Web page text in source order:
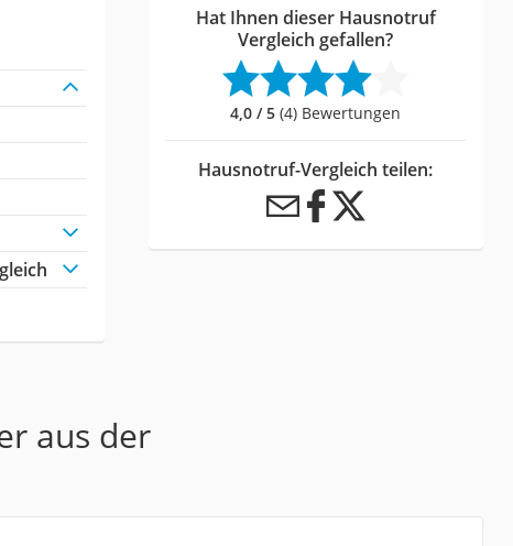
Hat Ihnen dieser Hausnotruf
Vergleich gefallen?
4,0 / 5 (4) Bewertungen
Hausnotruf-Vergleich teilen:
aus der